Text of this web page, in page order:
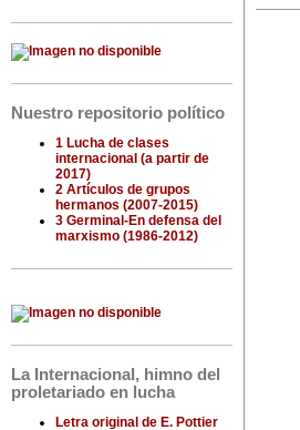
Nuestro repositorio político
1 Lucha de clases
internacional (a partir de
2017)
2 Artículos de grupos
hermanos (2007-2015)
3 Germinal-En defensa del
marxismo (1986-2012)
La Internacional, himno del
proletariado en lucha
Letra original de E. Pottier